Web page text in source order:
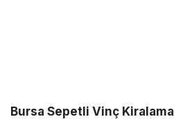
Bursa Sepetli Vinç Kiralama